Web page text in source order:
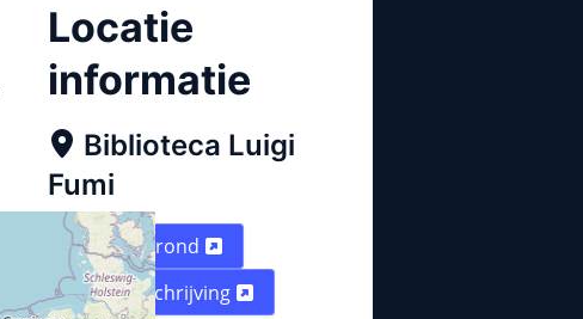
Locatie
informatie
Biblioteca Luigi
Fumi
Plattegrond
Routebeschrijving